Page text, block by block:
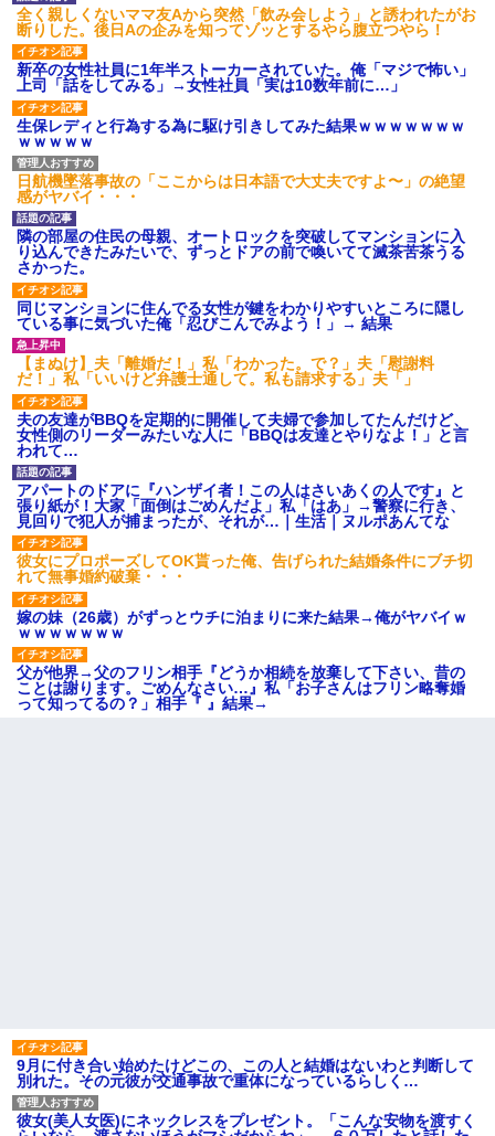
【GIF】JSのカンチョーワロ
タ
後続車にクラクションを鳴ら
され彼氏が逆切れ。「何クラク
ション鳴らしてんだ！降りてこ
いよ！」と怒鳴りだし...
【衝撃】報酬100万円超の治験
募集がこちらｗｗｗｗｗ(※画像
あり)
【ネット騒然】惨殺されたタ
ワマン頂き女子のこの動画、す
げえええええｗｗｗｗｗｗｗｗ
ｗｗｗ
【愕然】白のクラウン俺氏、
高速道路左車線を制限速度で走
った結果wwwwwwwwwwww
百年の恋12-899 食べた量を
張り合ってくる
【悲報】佐藤輝明・・・２軍
でも盛大にやらかす←あまり悲
しませないでくれ
全く親しくないママ友Aから突然「飲み会しよう」と誘われたがお
断りした。後日Aの企みを知ってゾッとするやら腹立つやら！
新卒の女性社員に1年半ストーカーされていた。俺「マジで怖い」
上司「話をしてみる」→女性社員「実は10数年前に…」
生保レディと行為する為に駆け引きしてみた結果ｗｗｗｗｗｗｗ
ｗｗｗｗｗ
日航機墜落事故の「ここからは日本語で大丈夫ですよ〜」の絶望
感がヤバイ・・・
隣の部屋の住民の母親、オートロックを突破してマンションに入
り込んできたみたいで、ずっとドアの前で喚いてて滅茶苦茶うる
さかった。
同じマンションに住んでる女性が鍵をわかりやすいところに隠し
ている事に気づいた俺「忍びこんでみよう！」→ 結果
【まぬけ】夫「離婚だ！」私「わかった。で？」夫「慰謝料
だ！」私「いいけど弁護士通して。私も請求する」夫「」
夫の友達がBBQを定期的に開催して夫婦で参加してたんだけど、
女性側のリーダーみたいな人に「BBQは友達とやりなよ！」と言
われて…
アパートのドアに『ハンザイ者！この人はさいあくの人です』と
張り紙が！大家「面倒はごめんだよ」私「はあ」→警察に行き、
見回りで犯人が捕まったが、それが…｜生活｜ヌルポあんてな
彼女にプロポーズしてOK貰った俺、告げられた結婚条件にブチ切
れて無事婚約破棄・・・
嫁の妹（26歳）がずっとウチに泊まりに来た結果→俺がヤバイｗ
ｗｗｗｗｗｗｗ
父が他界→父のフリン相手『どうか相続を放棄して下さい、昔の
ことは謝ります。ごめんなさい…』私「お子さんはフリン略奪婚
って知ってるの？」相手『 』結果→
9月に付き合い始めたけどこの、この人と結婚はないわと判断して
別れた。その元彼が交通事故で重体になっているらしく…
彼女(美人女医)にネックレスをプレゼント。「こんな安物を渡すく